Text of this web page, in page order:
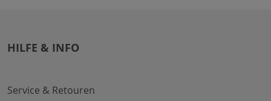
HILFE & INFO
Service & Retouren